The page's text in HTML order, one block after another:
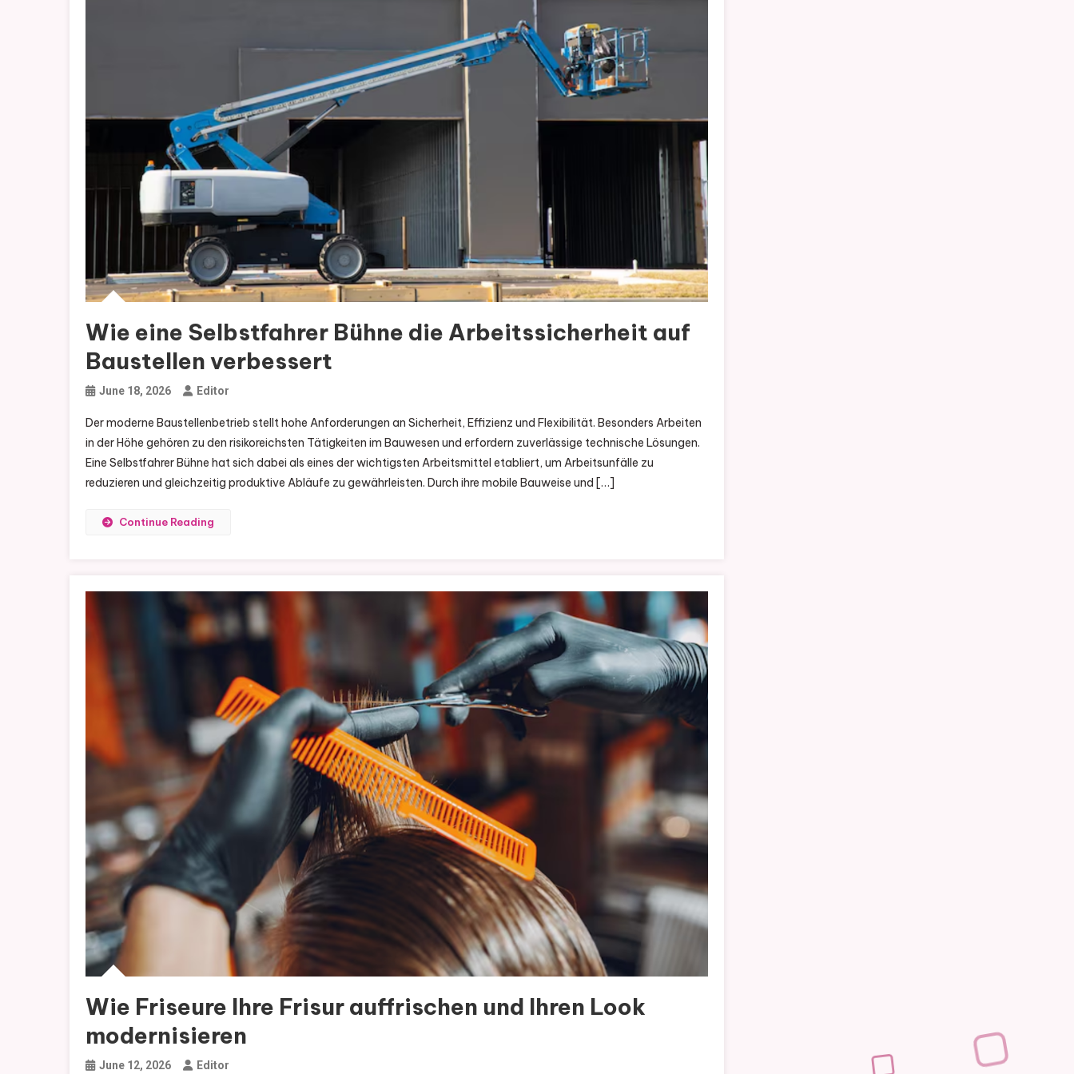
Wie eine Selbstfahrer Bühne die Arbeitssicherheit auf
Baustellen verbessert
June 18, 2026 Editor
Der moderne Baustellenbetrieb stellt hohe Anforderungen an Sicherheit, Effizienz und Flexibilität. Besonders Arbeiten
in der Höhe gehören zu den risikoreichsten Tätigkeiten im Bauwesen und erfordern zuverlässige technische Lösungen.
Eine Selbstfahrer Bühne hat sich dabei als eines der wichtigsten Arbeitsmittel etabliert, um Arbeitsunfälle zu
reduzieren und gleichzeitig produktive Abläufe zu gewährleisten. Durch ihre mobile Bauweise und […]
Continue Reading
Wie Friseure Ihre Frisur auffrischen und Ihren Look
modernisieren
June 12, 2026 Editor